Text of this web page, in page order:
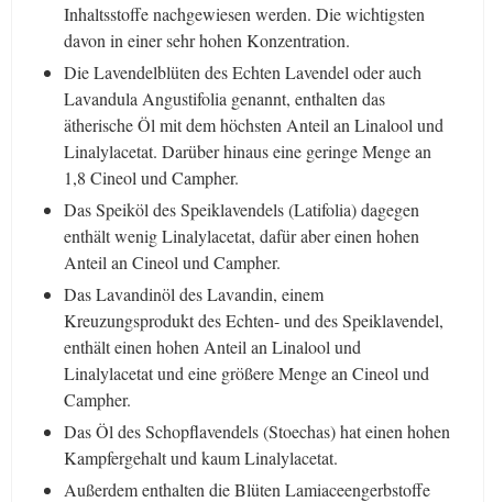
Inhaltsstoffe nachgewiesen werden. Die wichtigsten
davon in einer sehr hohen Konzentration.
Die Lavendelblüten des Echten Lavendel oder auch
Lavandula Angustifolia genannt, enthalten das
ätherische Öl mit dem höchsten Anteil an Linalool und
Linalylacetat. Darüber hinaus eine geringe Menge an
1,8 Cineol und Campher.
Das Speiköl des Speiklavendels (Latifolia) dagegen
enthält wenig Linalylacetat, dafür aber einen hohen
Anteil an Cineol und Campher.
Das Lavandinöl des Lavandin, einem
Kreuzungsprodukt des Echten- und des Speiklavendel,
enthält einen hohen Anteil an Linalool und
Linalylacetat und eine größere Menge an Cineol und
Campher.
Das Öl des Schopflavendels (Stoechas) hat einen hohen
Kampfergehalt und kaum Linalylacetat.
Außerdem enthalten die Blüten Lamiaceengerbstoffe